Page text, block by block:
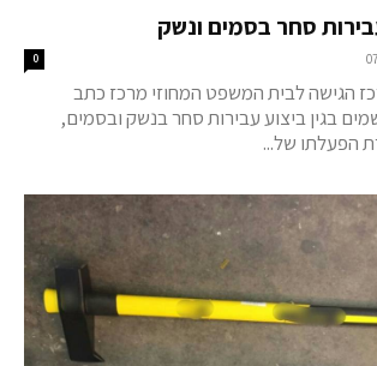
סחר בסמים ונשק
0
הגישה לבית המשפט המחוזי מרכז כתב
כנגד 14 נאשמים בגין ביצוע עבירות סחר בנשק ובסמים,
הפעלתו של...